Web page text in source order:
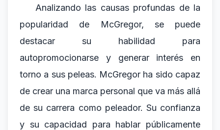
Analizando las causas profundas de la
popularidad de McGregor, se puede
destacar su habilidad para
autopromocionarse y generar interés en
torno a sus peleas. McGregor ha sido capaz
de crear una marca personal que va más allá
de su carrera como peleador. Su confianza
y su capacidad para hablar públicamente